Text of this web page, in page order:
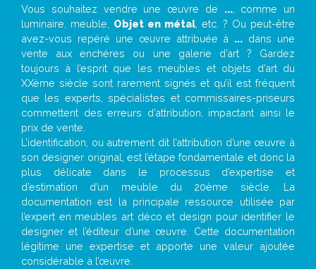
Vous souhaitez vendre une œuvre de ..., comme un
luminaire, meuble, Objet en métal , etc. ? Ou peut-être
avez-vous repéré une œuvre attribuée à ... dans une
vente aux enchères ou une galerie d’art ? Gardez
toujours à l’esprit que les meubles et objets d’art du
XXème siècle sont rarement signés et qu’il est fréquent
que les experts, spécialistes et commissaires-priseurs
commettent des erreurs d’attribution, impactant ainsi le
prix de vente.
L’identification, ou autrement dit l’attribution d’une œuvre à
son designer original, est l’étape fondamentale et donc la
plus délicate dans le processus d’expertise et
d’estimation d’un meuble du 20ème siècle. La
documentation est la principale ressource utilisée par
l’expert en meubles art déco et design pour identifier le
designer et l’éditeur d’une œuvre. Cette documentation
légitime une expertise et apporte une valeur ajoutée
considérable à l’œuvre.